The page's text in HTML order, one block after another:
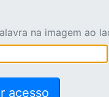
na imagem ao